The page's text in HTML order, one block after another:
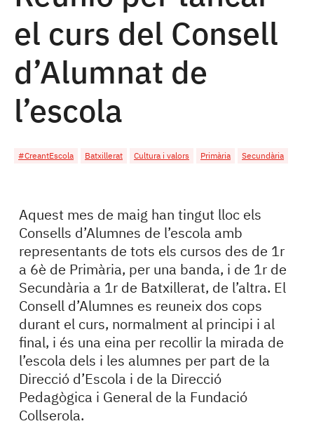
el curs del Consell
d’Alumnat de
l’escola
#CreantEscola Batxillerat Cultura i valors Primària Secundària
Aquest mes de maig han tingut lloc els
Consells d’Alumnes de l’escola amb
representants de tots els cursos des de 1r
a 6è de Primària, per una banda, i de 1r de
Secundària a 1r de Batxillerat, de l’altra. El
Consell d’Alumnes es reuneix dos cops
durant el curs, normalment al principi i al
final, i és una eina per recollir la mirada de
l’escola dels i les alumnes per part de la
Direcció d’Escola i de la Direcció
Pedagògica i General de la Fundació
Collserola.